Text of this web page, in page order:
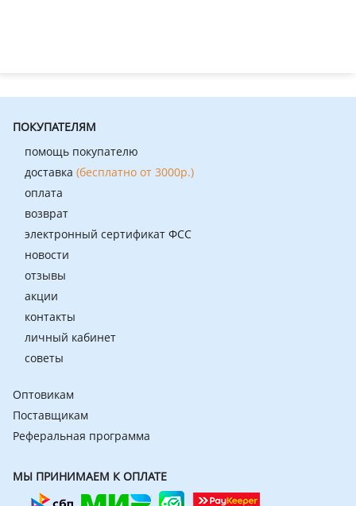
ПОКУПАТЕЛЯМ
помощь покупателю
доставка (бесплатно от 3000р.)
оплата
возврат
электронный сертификат ФСС
новости
отзывы
акции
контакты
личный кабинет
советы
Оптовикам
Поставщикам
Реферальная программа
МЫ ПРИНИМАЕМ К ОПЛАТЕ